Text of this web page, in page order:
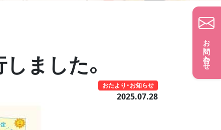
お問い合わせ
ました。
おたより・お知らせ
2025.07.28